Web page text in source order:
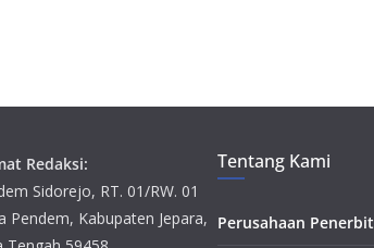
Redaksi:
Sidorejo, RT. 01/RW. 01
Pendem, Kabupaten Jepara,
Tentang Kami
Perusahaan Penerbit